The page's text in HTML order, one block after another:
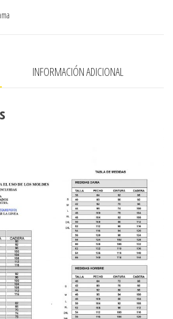
INFORMACIÓN ADICIONAL